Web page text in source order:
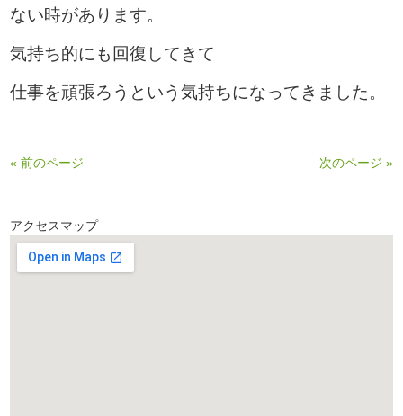
ない時があります。
気持ち的にも回復してきて
仕事を頑張ろうという気持ちになってきました。
« 前のページ 次のページ »
アクセスマップ